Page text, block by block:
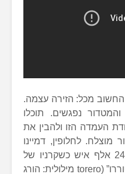
מכל: הזירה עצמה.
נפגשים. תוכלו
העמדה הזו ולהבין את
לחלופין, דמיינו
לעצמכם את אנחותיהם של 24 אלף איש כשקרניו של
השור פוגשים את גופו של ה”טוררו” (torero מילולית: הורג